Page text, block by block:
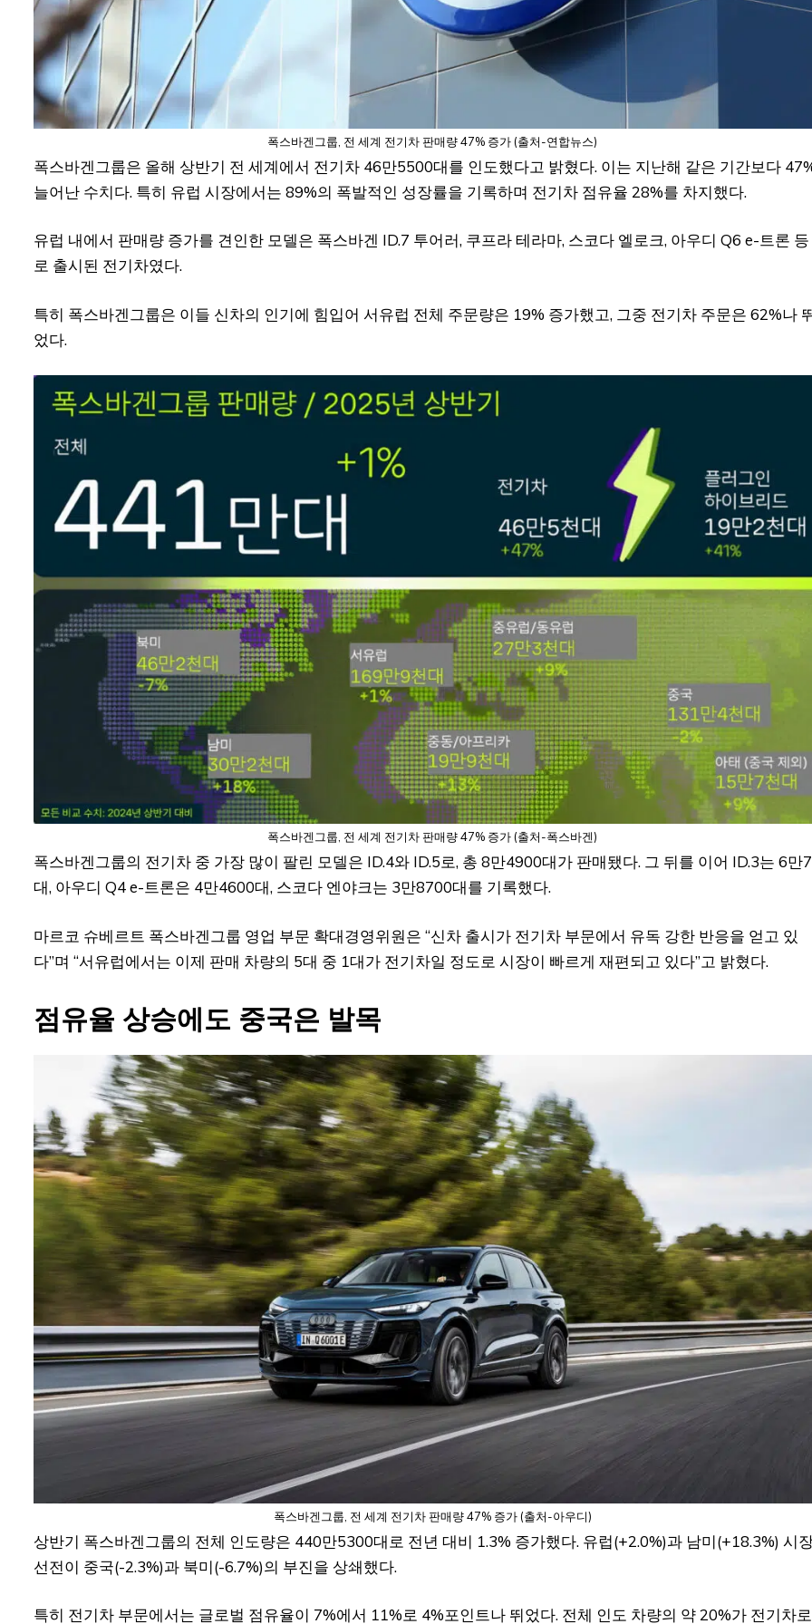
폭스바겐그룹, 전 세계 전기차 판매량 47% 증가 (출처-연합뉴스)
폭스바겐그룹은 올해 상반기 전 세계에서 전기차 46만5500대를 인도했다고 밝혔다. 이는 지난해 같은 기간보다
늘어난 수치다. 특히 유럽 시장에서는 89%의 폭발적인 성장률을 기록하며 전기차 점유율 28%를 차지했다.
유럽 내에서 판매량 증가를 견인한 모델은 폭스바겐 ID.7 투어러, 쿠프라 테라마, 스코다 엘로크, 아우디 Q6 e-트론
로 출시된 전기차였다.
특히 폭스바겐그룹은 이들 신차의 인기에 힘입어 서유럽 전체 주문량은 19% 증가했고, 그중 전기차 주문은 62%나
었다.
폭스바겐그룹, 전 세계 전기차 판매량 47% 증가 (출처-폭스바겐)
폭스바겐그룹의 전기차 중 가장 많이 팔린 모델은 ID.4와 ID.5로, 총 8만4900대가 판매됐다. 그 뒤를 이어 ID.3는 6만
대, 아우디 Q4 e-트론은 4만4600대, 스코다 엔야크는 3만8700대를 기록했다.
마르코 슈베르트 폭스바겐그룹 영업 부문 확대경영위원은 “신차 출시가 전기차 부문에서 유독 강한 반응을 얻고 있
다”며 “서유럽에서는 이제 판매 차량의 5대 중 1대가 전기차일 정도로 시장이 빠르게 재편되고 있다”고 밝혔다.
점유율 상승에도 중국은 발목
폭스바겐그룹, 전 세계 전기차 판매량 47% 증가 (출처-아우디)
상반기 폭스바겐그룹의 전체 인도량은 440만5300대로 전년 대비 1.3% 증가했다. 유럽(+2.0%)과 남미(+18.3%) 시
선전이 중국(-2.3%)과 북미(-6.7%)의 부진을 상쇄했다.
특히 전기차 부문에서는 글로벌 점유율이 7%에서 11%로 4%포인트나 뛰었다. 전체 인도 차량의 약 20%가 전기차